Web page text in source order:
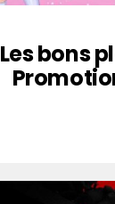
Les bons